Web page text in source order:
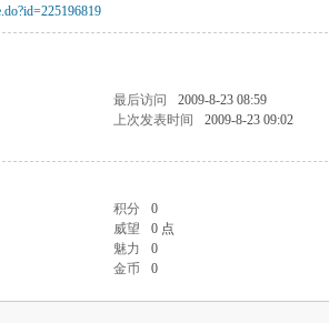
最后访问
2009-8-23 08:59
上次发表时间
2009-8-23 09:02
积分
0
威望
0 点
魅力
0
金币 0